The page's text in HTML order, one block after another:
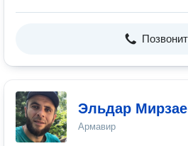
Эльдар
Армавир